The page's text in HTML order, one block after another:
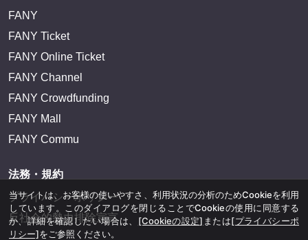
FANY
FANY Ticket
FANY Online Ticket
FANY Channel
FANY Crowdfunding
FANY Mall
FANY Commu
法務・規約
プライバシーポリシー
反社会的勢力排除宣言
当サイトは、お客様の使いやすさ、利用状況の分析のためCookieを利用
しています。このダイアログを閉じることでCookieの使用に同意する
か、詳細を確認したい場合は、 [Cookieの設定] または[プライバシーポ
リシー]をご参照ください。